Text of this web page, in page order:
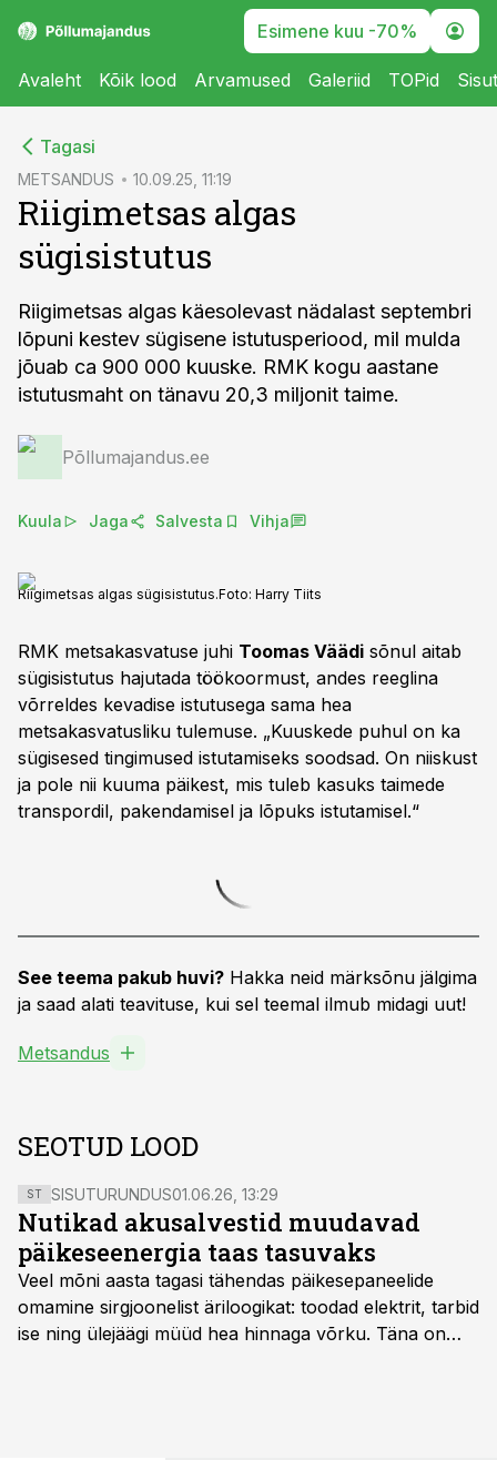
Esimene kuu -70%
Avaleht Kõik lood Arvamused Galeriid TOPid
Tagasi
METSANDUS 10.09.25, 11:19
Riigimetsas algas
sügisistutus
Riigimetsas algas käesolevast nädalast septembri
lõpuni kestev sügisene istutusperiood, mil mulda
jõuab ca 900 000 kuuske. RMK kogu aastane
istutusmaht on tänavu 20,3 miljonit taime.
Põllumajandus.ee
Kuula Jaga Salvesta Vihja
Riigimetsas algas sügisistutus.Foto: Harry Tiits
RMK metsakasvatuse juhi Toomas Väädi sõnul aitab
sügisistutus hajutada töökoormust, andes reeglina
võrreldes kevadise istutusega sama hea
metsakasvatusliku tulemuse. „Kuuskede puhul on ka
sügisesed tingimused istutamiseks soodsad. On niiskust
ja pole nii kuuma päikest, mis tuleb kasuks taimede
transpordil, pakendamisel ja lõpuks istutamisel.“
See teema pakub huvi? Hakka neid märksõnu jälgima
ja saad alati teavituse, kui sel teemal ilmub midagi uut!
Metsandus
SEOTUD LOOD
ST SISUTURUNDUS01.06.26, 13:29
Nutikad akusalvestid muudavad
päikeseenergia taas tasuvaks
Veel mõni aasta tagasi tähendas päikesepaneelide
omamine sirgjoonelist äriloogikat: toodad elektrit, tarbid
ise ning ülejäägi müüd hea hinnaga võrku. Täna on